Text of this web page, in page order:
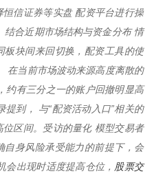
信证券等实盘 配资平台进行操
结合近期市场结构与资金分布 情
板块间来回切换，配资工具的使
在当前市场波动来源高度离散的
约有三分之一的账户回撤明显高
到， 与“配资活动入口”相关的
区间。受访的量化 模型交易者
自身风险承受能力的前提下，会
出现时适度提高仓位， 股票交